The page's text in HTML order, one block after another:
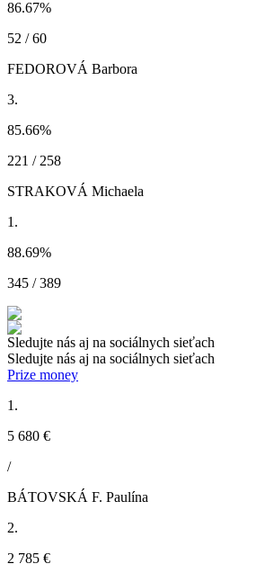
86.67%
52 / 60
FEDOROVÁ Barbora
3.
85.66%
221 / 258
STRAKOVÁ Michaela
1.
88.69%
345 / 389
Sledujte nás aj na sociálnych sieťach
Sledujte nás aj na sociálnych sieťach
Prize money
1.
5 680 €
/
BÁTOVSKÁ F. Paulína
2.
2 785 €